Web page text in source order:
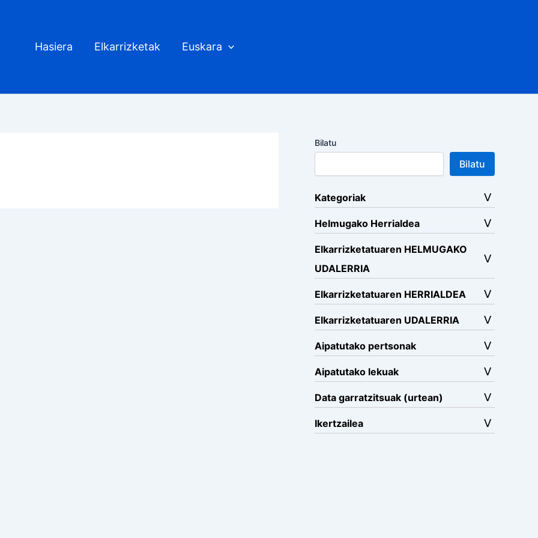
Hasiera Elkarrizketak Euskara
Bilatu
Bilatu
Kategoriak
Helmugako Herrialdea
Elkarrizketatuaren HELMUGAKO
UDALERRIA
Elkarrizketatuaren HERRIALDEA
Elkarrizketatuaren UDALERRIA
Aipatutako pertsonak
Aipatutako lekuak
Data garratzitsuak (urtean)
Ikertzailea